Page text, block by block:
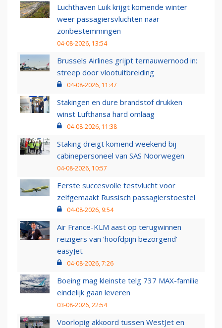
Luchthaven Luik krijgt komende winter
weer passagiersvluchten naar
zonbestemmingen
04-08-2026, 13:54
Brussels Airlines grijpt ternauwernood in:
streep door vlootuitbreiding
04-08-2026, 11:47
Stakingen en dure brandstof drukken
winst Lufthansa hard omlaag
04-08-2026, 11:38
Staking dreigt komend weekend bij
cabinepersoneel van SAS Noorwegen
04-08-2026, 10:57
Eerste succesvolle testvlucht voor
zelfgemaakt Russisch passagierstoestel
04-08-2026, 9:54
Air France-KLM aast op terugwinnen
reizigers van ‘hoofdpijn bezorgend’
easyJet
04-08-2026, 7:26
Boeing mag kleinste telg 737 MAX-familie
eindelijk gaan leveren
03-08-2026, 22:54
Voorlopig akkoord tussen WestJet en